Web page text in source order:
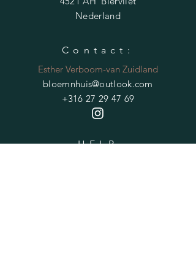
Nederland
Contact:
Esther Verboom-van Zuidland
bloemnhuis@outlook.com
+316 27 29 47 69
HELP